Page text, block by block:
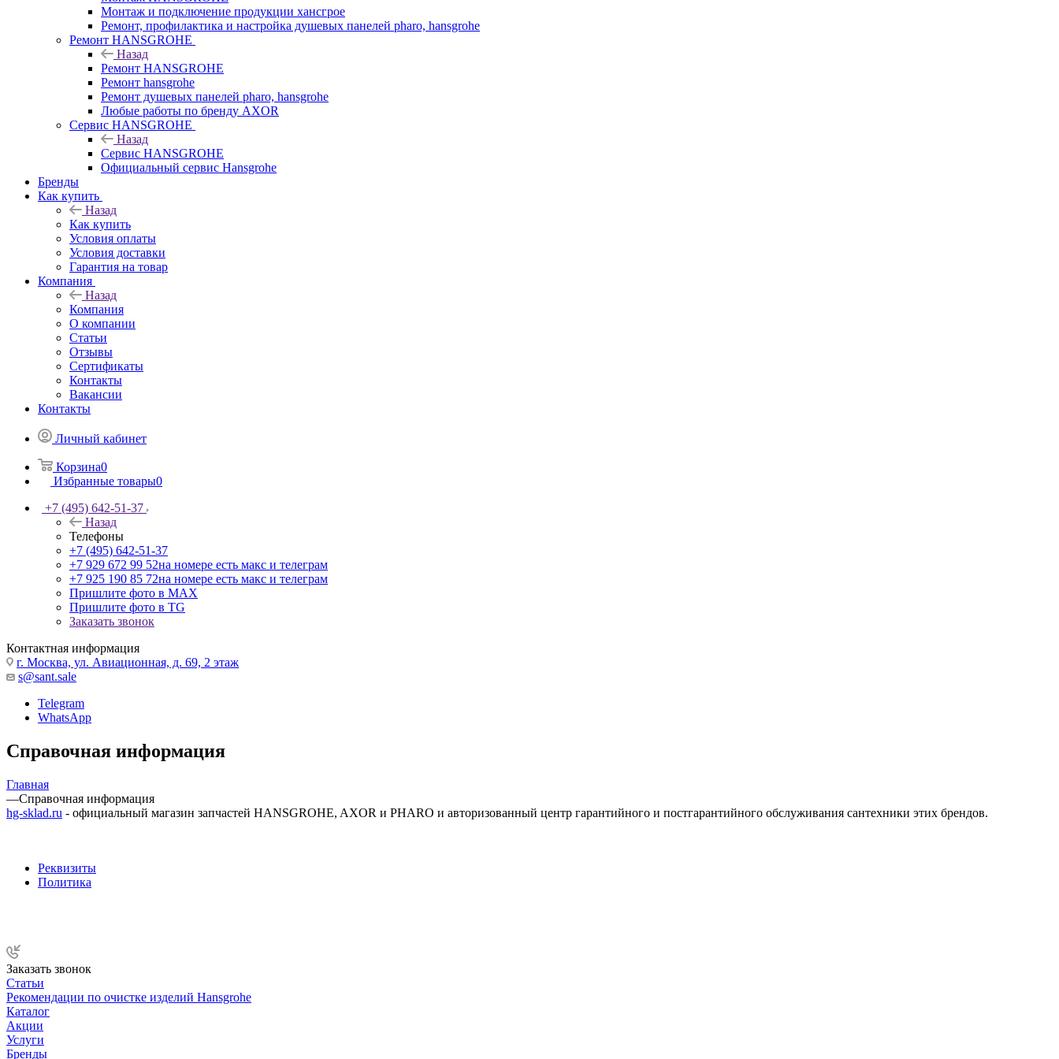
Монтаж и подключение продукции хансгрое
Ремонт, профилактика и настройка душевых панелей pharo, hansgrohe
Ремонт HANSGROHE
Назад
Ремонт HANSGROHE
Ремонт hansgrohe
Ремонт душевых панелей pharo, hansgrohe
Любые работы по бренду AXOR
Сервис HANSGROHE
Назад
Сервис HANSGROHE
Официальный сервис Hansgrohe
Бренды
Как купить
Назад
Как купить
Условия оплаты
Условия доставки
Гарантия на товар
Компания
Назад
Компания
О компании
Статьи
Отзывы
Сертификаты
Контакты
Вакансии
Контакты
Личный кабинет
Корзина0
Избранные товары0
+7 (495) 642-51-37
Назад
Телефоны
+7 (495) 642-51-37
+7 929 672 99 52на номере есть макс и телеграм
+7 925 190 85 72на номере есть макс и телеграм
Пришлите фото в MAX
Пришлите фото в TG
Заказать звонок
Контактная информация
г. Москва, ул. Авиационная, д. 69, 2 этаж
s@sant.sale
Telegram
WhatsApp
Справочная информация
Главная
—Справочная информация
hg-sklad.ru - официальный магазин запчастей HANSGROHE, AXOR и PHARO и авторизованный центр гарантийного и постгарантийного обслуживания сантехники этих брендов.
Реквизиты
Политика
Заказать звонок
Статьи
Рекомендации по очистке изделий Hansgrohe
Каталог
Акции
Услуги
Бренды